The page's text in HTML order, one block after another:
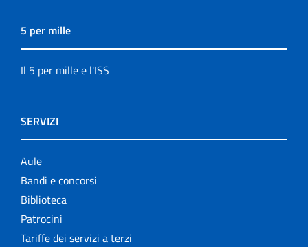
5 per mille
Il 5 per mille e l'ISS
SERVIZI
Aule
Bandi e concorsi
Biblioteca
Patrocini
Tariffe dei servizi a terzi